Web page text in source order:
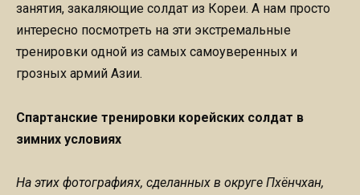
занятия, закаляющие солдат из Кореи. А нам просто
интересно посмотреть на эти экстремальные
тренировки одной из самых самоуверенных и
грозных армий Азии.
Спартанские тренировки корейских солдат в
зимних условиях
На этих фотографиях, сделанных в округе Пхёнчхан,